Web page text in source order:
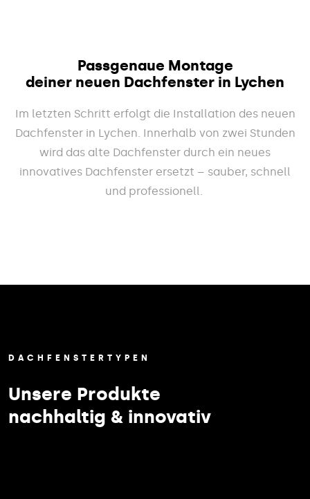
Passgenaue Montage
deiner neuen Dachfenster in Lychen
Im letzten Schritt erfolgt die Installation des neuen
Dachfenster in Lychen. Innerhalb von zwei Stunden
wird das alte Dachfenster durch ein neues
innovatives Dachfenster ersetzt – sauber, schnell
und professionell.
DACHFENSTERTYPEN
Unsere Produkte
nachhaltig & innovativ